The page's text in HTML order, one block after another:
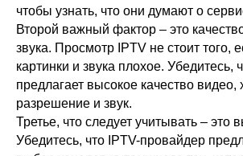
чтобы узнать, что они думают о
Второй важный фактор – это
звука. Просмотр IPTV не стоит того,
картинки и звука плохое. Убедитесь,
предлагает высокое качество
разрешение и звук.
Третье, что следует учитывать – это
Убедитесь, что IPTV-провайдер